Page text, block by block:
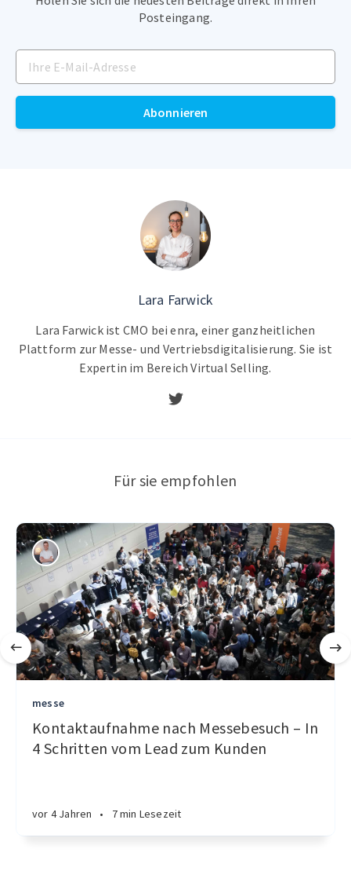
Posteingang.
Abonnieren
Lara Farwick
Lara Farwick ist CMO bei enra, einer ganzheitlichen
Plattform zur Messe- und Vertriebsdigitalisierung. Sie ist
Expertin im Bereich Virtual Selling.
Für sie empfohlen
messe
Kontaktaufnahme nach Messebesuch – In
4 Schritten vom Lead zum Kunden
vor 4 Jahren • 7 min Lesezeit